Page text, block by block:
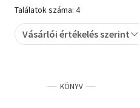
Művészet
Szakkönyv
Tankönyv, segédkönyv
Találatok száma: 4
Vásárlói értékelés szerint
KÖNYV